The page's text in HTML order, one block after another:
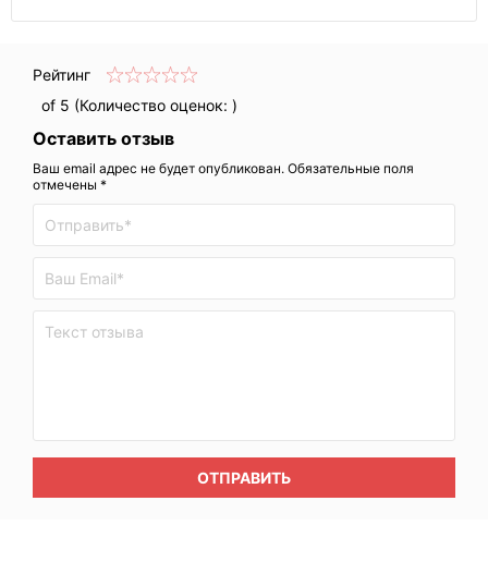
Рейтинг
of 5 (Количество оценок: )
Оставить отзыв
Ваш email адрес не будет опубликован. Обязательные поля
отмечены *
ОТПРАВИТЬ